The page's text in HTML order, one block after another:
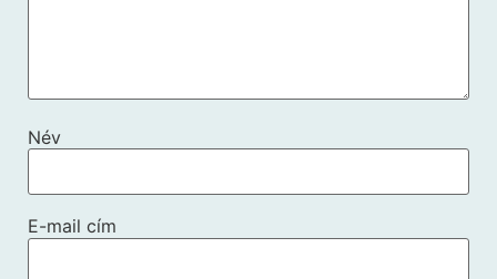
Név
E-mail cím